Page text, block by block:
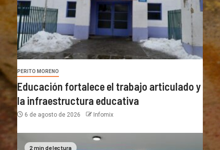
PERITO MORENO
Educación fortalece el trabajo articulado y
la infraestructura educativa
6 de agosto de 2026 Infomix
2 min de lectura